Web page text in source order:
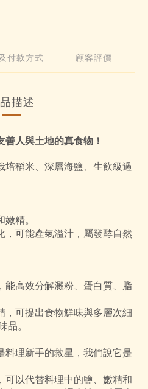
付款方式 顧客評價
描述
人與土地的真食物！
培稻米、深層海鹽、生飲級過
精。
，可能產氣溢汁，屬發酵自然
能高效分解澱粉、蛋白質、脂
，可提出食物鮮味與多層次細
品。
料理新手的救星，我們說它是
可以代替料理中的鹽、嫩精和